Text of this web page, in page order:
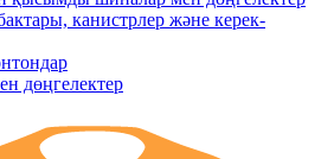
канистрлер және керек-
дөңгелектер